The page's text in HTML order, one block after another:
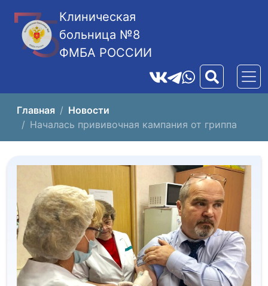
Клиническая
больница №8
ФМБА РОССИИ
Главная
Новости
Началась прививочная кампания от гриппа